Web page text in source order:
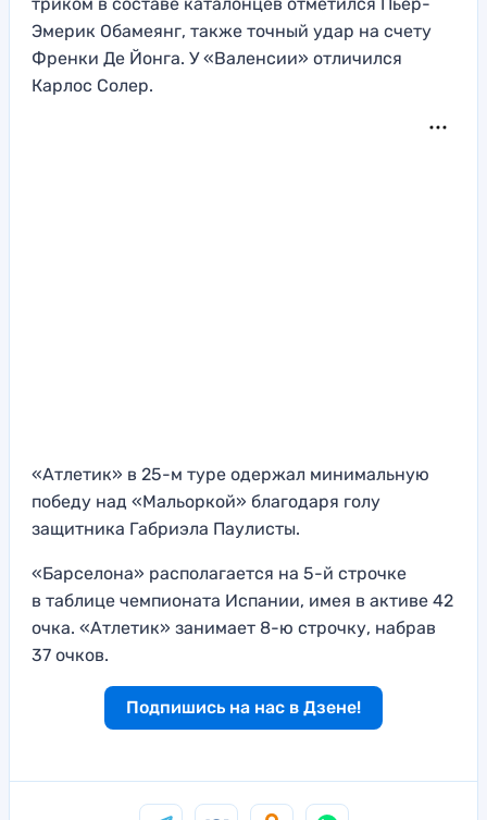
Эмерик Обамеянг, также точный удар на счету
Френки Де Йонга. У «Валенсии» отличился
Карлос Солер.
«Атлетик» в 25-м туре одержал минимальную
победу над «Мальоркой» благодаря голу
защитника Габриэла Паулисты.
«Барселона» располагается на 5-й строчке
в таблице чемпионата Испании, имея в активе 42
очка. «Атлетик» занимает 8-ю строчку, набрав
37 очков.
Подпишись на нас в Дзене!